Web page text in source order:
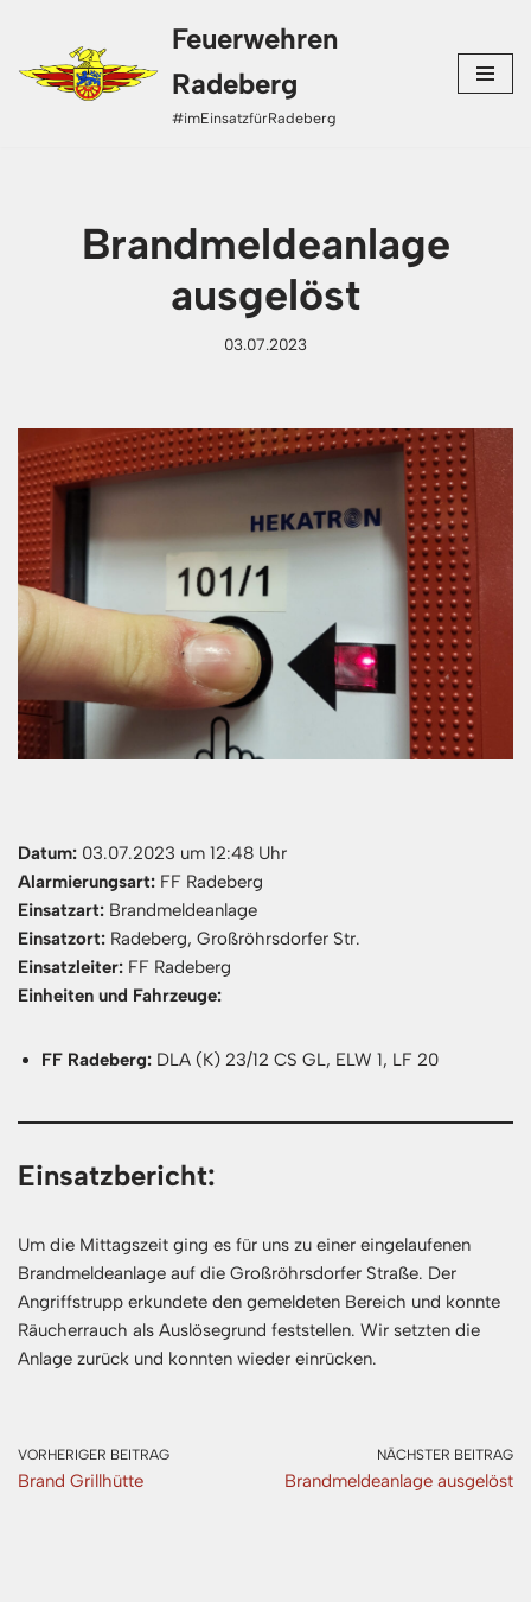
Zum
Inhalt
Feuerwehren
Radeberg
#imEinsatzfürRadeberg
Brandmeldeanlage
ausgelöst
03.07.2023
Datum: 03.07.2023 um 12:48 Uhr
Alarmierungsart: FF Radeberg
Einsatzart: Brandmeldeanlage
Einsatzort: Radeberg, Großröhrsdorfer Str.
Einsatzleiter: FF Radeberg
Einheiten und Fahrzeuge:
FF Radeberg: DLA (K) 23/12 CS GL, ELW 1, LF 20
Einsatzbericht:
Um die Mittagszeit ging es für uns zu einer eingelaufenen
Brandmeldeanlage auf die Großröhrsdorfer Straße. Der
Angriffstrupp erkundete den gemeldeten Bereich und konnte
Räucherrauch als Auslösegrund feststellen. Wir setzten die
Anlage zurück und konnten wieder einrücken.
VORHERIGER BEITRAG
Brand Grillhütte
NÄCHSTER BEITRAG
Brandmeldeanlage ausgelöst